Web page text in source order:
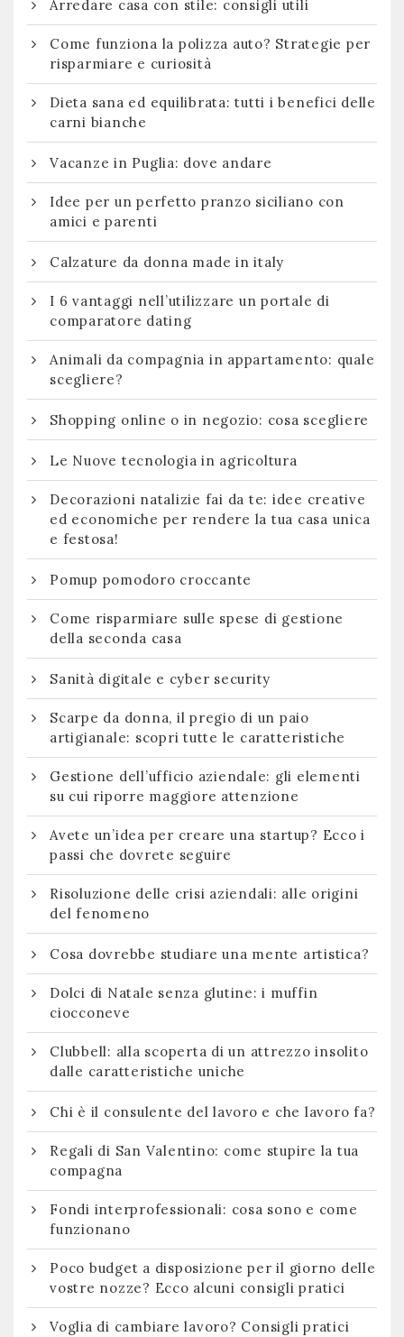
Arredare casa con stile: consigli utili
Come funziona la polizza auto? Strategie per
risparmiare e curiosità
Dieta sana ed equilibrata: tutti i benefici delle
carni bianche
Vacanze in Puglia: dove andare
Idee per un perfetto pranzo siciliano con
amici e parenti
Calzature da donna made in italy
I 6 vantaggi nell’utilizzare un portale di
comparatore dating
Animali da compagnia in appartamento: quale
scegliere?
Shopping online o in negozio: cosa scegliere
Le Nuove tecnologia in agricoltura
Decorazioni natalizie fai da te: idee creative
ed economiche per rendere la tua casa unica
e festosa!
Pomup pomodoro croccante
Come risparmiare sulle spese di gestione
della seconda casa
Sanità digitale e cyber security
Scarpe da donna, il pregio di un paio
artigianale: scopri tutte le caratteristiche
Gestione dell’ufficio aziendale: gli elementi
su cui riporre maggiore attenzione
Avete un’idea per creare una startup? Ecco i
passi che dovrete seguire
Risoluzione delle crisi aziendali: alle origini
del fenomeno
Cosa dovrebbe studiare una mente artistica?
Dolci di Natale senza glutine: i muffin
ciocconeve
Clubbell: alla scoperta di un attrezzo insolito
dalle caratteristiche uniche
Chi è il consulente del lavoro e che lavoro fa?
Regali di San Valentino: come stupire la tua
compagna
Fondi interprofessionali: cosa sono e come
funzionano
Poco budget a disposizione per il giorno delle
vostre nozze? Ecco alcuni consigli pratici
Voglia di cambiare lavoro? Consigli pratici